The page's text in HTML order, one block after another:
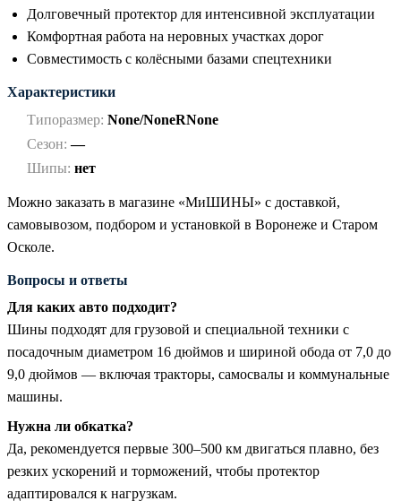
Долговечный протектор для интенсивной эксплуатации
Комфортная работа на неровных участках дорог
Совместимость с колёсными базами спецтехники
Характеристики
Типоразмер: None/NoneRNone
Сезон: —
Шипы: нет
Можно заказать в магазине «МиШИНЫ» с доставкой,
самовывозом, подбором и установкой в Воронеже и Старом
Осколе.
Вопросы и ответы
Для каких авто подходит?
Шины подходят для грузовой и специальной техники с
посадочным диаметром 16 дюймов и шириной обода от 7,0 до
9,0 дюймов — включая тракторы, самосвалы и коммунальные
машины.
Нужна ли обкатка?
Да, рекомендуется первые 300–500 км двигаться плавно, без
резких ускорений и торможений, чтобы протектор
адаптировался к нагрузкам.